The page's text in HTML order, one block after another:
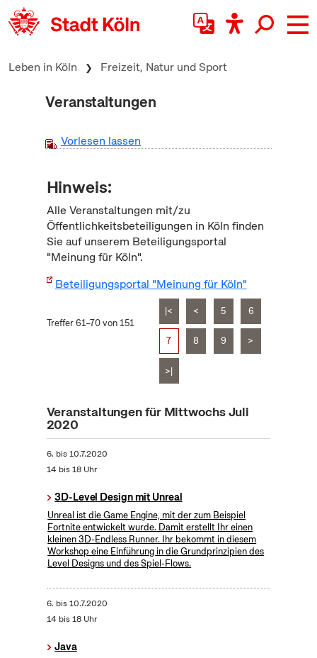
zum Inhalt springen
Leben in Köln Freizeit, Natur und Sport
Veranstaltungen
Vorlesen lassen
Hinweis:
Alle Veranstaltungen mit/zu
Öffentlichkeitsbeteiligungen in Köln finden
Sie auf unserem Beteiligungsportal
"Meinung für Köln".
Beteiligungsportal "Meinung für Köln"
Treffer 61–70 von 151
|< < 5 6
7 8 9 >
>|
Veranstaltungen für Mittwochs Juli
2020
6. bis10.7.2020
14 bis 18 Uhr
3D-Level Design mit Unreal
Unreal ist die Game Engine, mit der zum Beispiel
Fortnite entwickelt wurde. Damit erstellt Ihr einen
kleinen 3D-Endless Runner. Ihr bekommt in diesem
Workshop eine Einführung in die Grundprinzipien des
Level Designs und des Spiel-Flows.
6. bis10.7.2020
14 bis 18 Uhr
Java